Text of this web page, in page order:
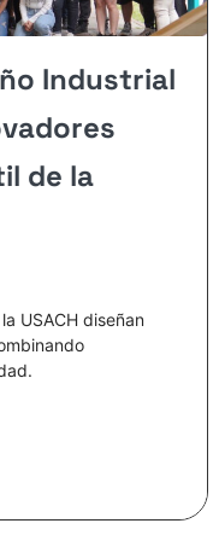
Industrial
de la
USACH diseñan